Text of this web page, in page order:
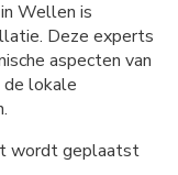
Wellen is
Deze experts
aspecten van
de lokale
wordt geplaatst